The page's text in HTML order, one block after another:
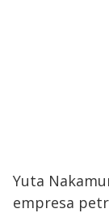
Yuta
empresa